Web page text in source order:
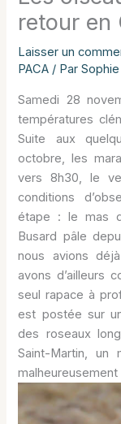
retour en
Laisser un
PACA / Par
Samedi 28
températures
Suite aux
octobre, les
vers 8h30, le
conditions
étape : le mas
Busard pâle
nous avions
avons d’ailleurs
seul rapace à
est postée sur
des roseaux
Saint-Martin,
malheureusement